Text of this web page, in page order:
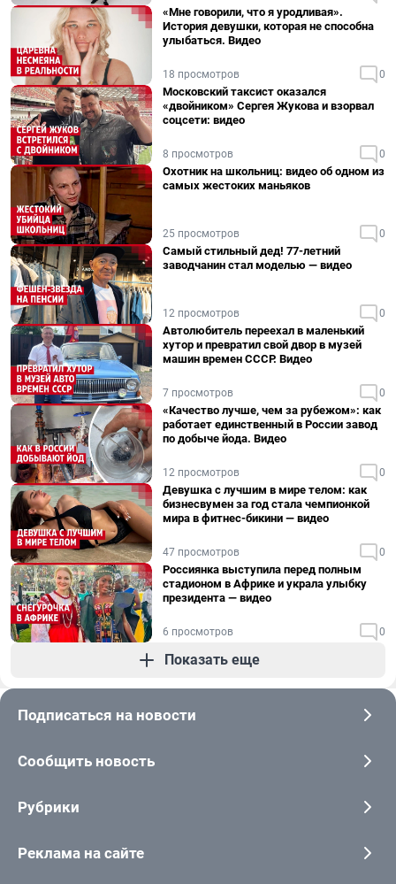
«Мне говорили, что я уродливая».
История девушки, которая не способна
улыбаться. Видео
18 просмотров 0
Московский таксист оказался
«двойником» Сергея Жукова и взорвал
соцсети: видео
8 просмотров 0
Охотник на школьниц: видео об одном из
самых жестоких маньяков
25 просмотров 0
Самый стильный дед! 77-летний
заводчанин стал моделью — видео
12 просмотров 0
Автолюбитель переехал в маленький
хутор и превратил свой двор в музей
машин времен СССР. Видео
7 просмотров 0
«Качество лучше, чем за рубежом»: как
работает единственный в России завод
по добыче йода. Видео
12 просмотров 0
Девушка с лучшим в мире телом: как
бизнесвумен за год стала чемпионкой
мира в фитнес-бикини — видео
47 просмотров 0
Россиянка выступила перед полным
стадионом в Африке и украла улыбку
президента — видео
6 просмотров 0
Показать еще
Подписаться на новости
Сообщить новость
Рубрики
Реклама на сайте